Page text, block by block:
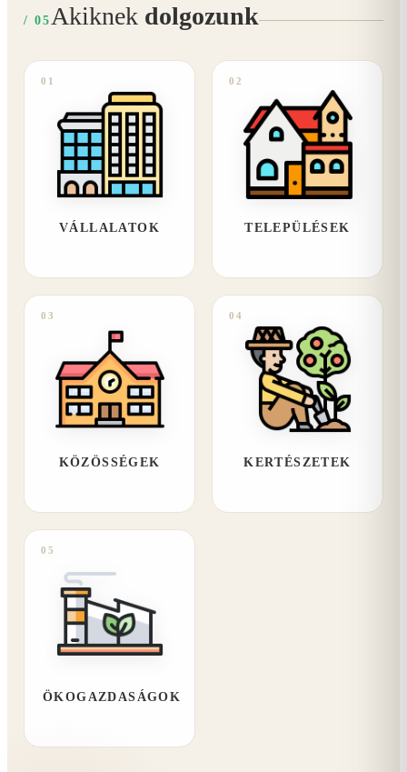
/ 05 Akiknek dolgozunk
01
VÁLLALATOK
02
TELEPÜLÉSEK
03
KÖZÖSSÉGEK
04
KERTÉSZETEK
05
ÖKOGAZDASÁGOK